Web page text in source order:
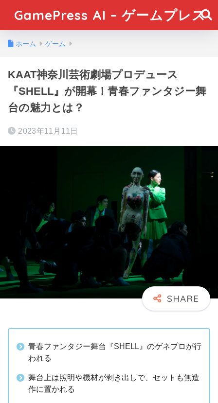
GamePress AI – ゲームプレス
ホーム ゲーム
KAAT神奈川芸術劇場プロデュース
『SHELL』が開幕！青春ファンタジー舞
台の魅力とは？
2023年11月11日
青春ファンタジー舞台『SHELL』のゲネプロが行
われる
舞台上は照明や機材が剥き出しで、セットも無造
作に置かれる